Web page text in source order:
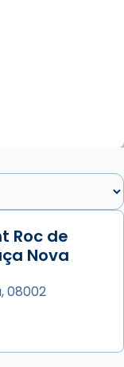
de Les
Roc de
Nova
08002